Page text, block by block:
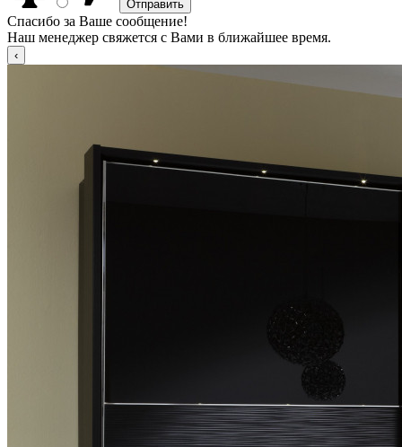
Спасибо за Ваше сообщение!
Наш менеджер свяжется с Вами в ближайшее время.